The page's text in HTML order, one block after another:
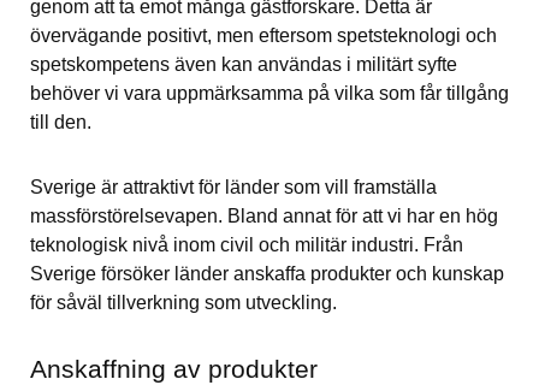
genom att ta emot många gästforskare. Detta är
övervägande positivt, men eftersom spets­teknologi och
spetskompetens även kan användas i militärt syfte
behöver vi vara uppmärksamma på vilka som får tillgång
till den.
Sverige är attraktivt för länder som vill framställa
massförstörelsevapen. Bland annat för att vi har en hög
teknologisk nivå inom civil och militär industri. Från
Sverige försöker länder anskaffa produkter och kunskap
för såväl tillverkning som utveckling.
Anskaffning av produkter